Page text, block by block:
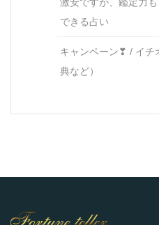
できる占い
キャンペーン❣ / イチ
典など）